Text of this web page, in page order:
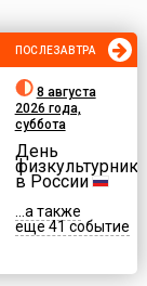
ПОСЛЕЗАВТРА
8 августа
2026 года,
суббота
День
физкультурника
в России
...а также
еще 41 событие